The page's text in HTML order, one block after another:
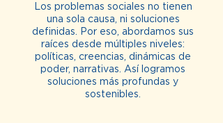
Los problemas sociales no tienen
una sola causa, ni soluciones
definidas. Por eso, abordamos sus
raíces desde múltiples niveles:
políticas, creencias, dinámicas de
poder, narrativas. Así logramos
soluciones más profundas y
sostenibles.